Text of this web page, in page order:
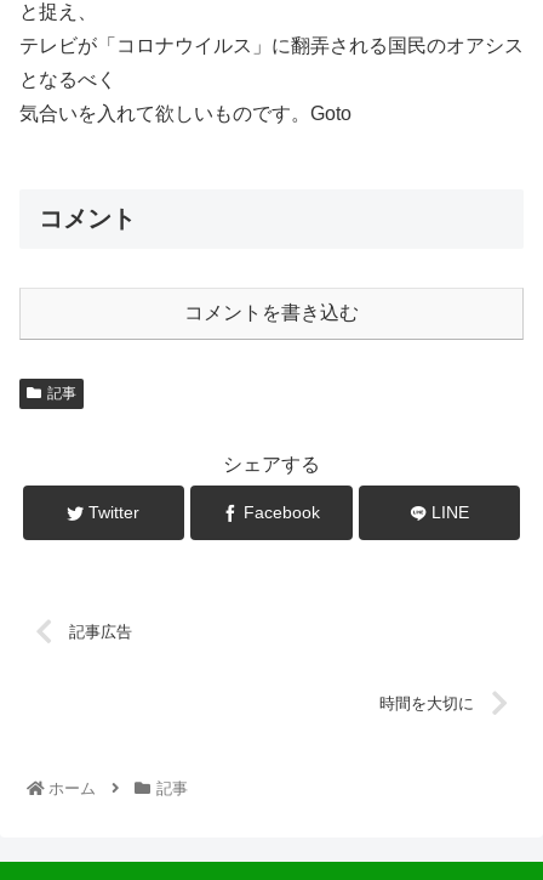
と捉え、
テレビが「コロナウイルス」に翻弄される国民のオアシス
となるべく
気合いを入れて欲しいものです。Goto
コメント
コメントを書き込む
記事
シェアする
Twitter Facebook LINE
記事広告
時間を大切に
ホーム 記事